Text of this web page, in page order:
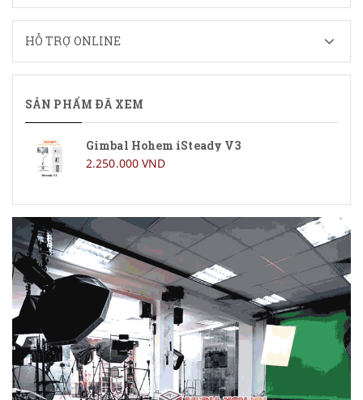
HỖ TRỢ ONLINE
SẢN PHẨM ĐÃ XEM
Gimbal Hohem iSteady V3
2.250.000 VND